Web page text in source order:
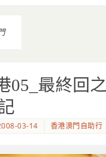
05_最終回
03-14 香港澳門自助行